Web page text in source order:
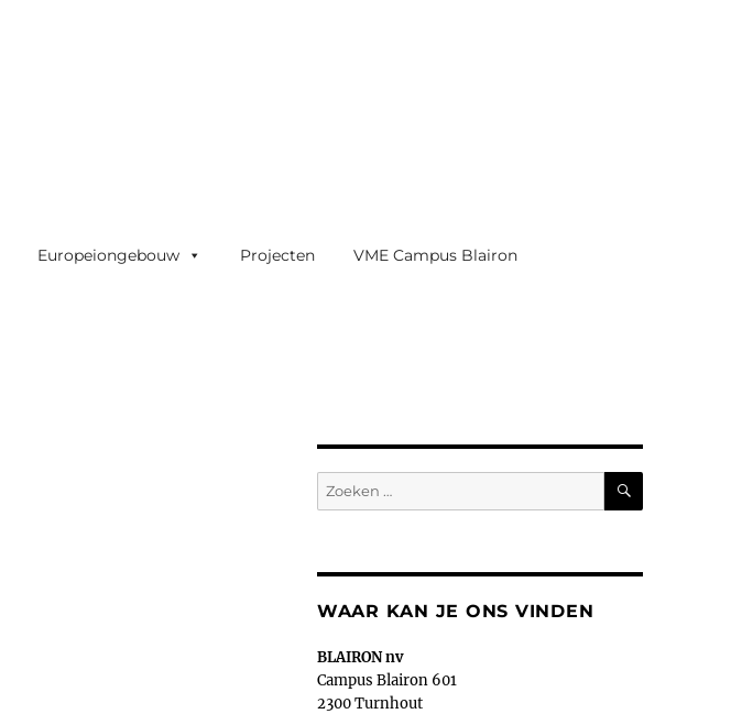
Europeiongebouw Projecten VME Campus Blairon
Zoeken
naar:
ZOEKEN
WAAR KAN JE ONS VINDEN
BLAIRON nv
Campus Blairon 601
2300 Turnhout